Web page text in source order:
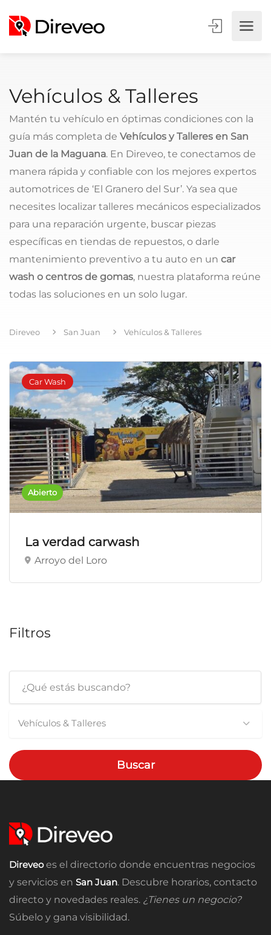
Vehículos & Talleres
Mantén tu vehículo en óptimas condiciones con la
guía más completa de Vehículos y Talleres en San
Juan de la Maguana. En Direveo, te conectamos de
manera rápida y confiable con los mejores expertos
automotrices de ‘El Granero del Sur’. Ya sea que
necesites localizar talleres mecánicos especializados
para una reparación urgente, buscar piezas
específicas en tiendas de repuestos, o darle
mantenimiento preventivo a tu auto en un car
wash o centros de gomas, nuestra plataforma reúne
todas las soluciones en un solo lugar.
Direveo San Juan Vehículos & Talleres
Abierto
Car Wash
La verdad carwash
Arroyo del Loro
Filtros
Vehículos & Talleres
Buscar
Direveoes el directorio donde encuentras negocios
y servicios en San Juan. Descubre horarios, contacto
directo y novedades reales. ¿Tienes un negocio?
Súbelo y gana visibilidad.